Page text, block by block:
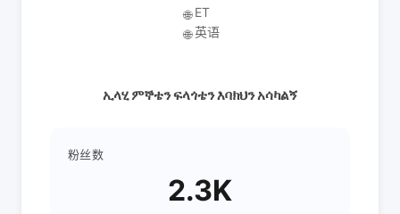
🌐 ET
🌐 英语
ኢላሂ ምኞቴን ፍላጎቴን እባክህን አሳካልኝ
粉丝数
2.3K